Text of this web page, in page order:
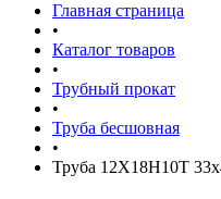
Главная страница
•
Каталог товаров
•
Трубный прокат
•
Труба бесшовная
•
Труба 12Х18Н10Т